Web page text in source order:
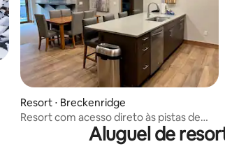
Resort ⋅ Breckenridge
Resort com acesso direto às pistas de
Aluguel de